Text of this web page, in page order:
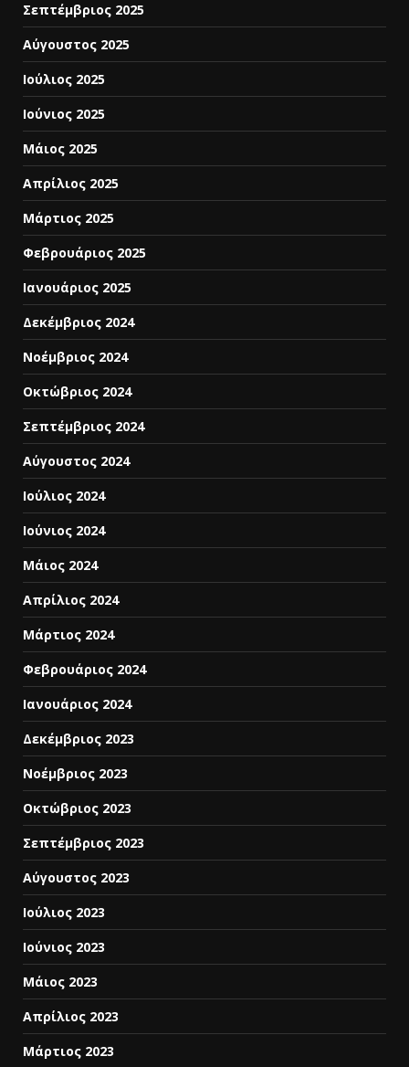
Σεπτέμβριος 2025
Αύγουστος 2025
Ιούλιος 2025
Ιούνιος 2025
Μάιος 2025
Απρίλιος 2025
Μάρτιος 2025
Φεβρουάριος 2025
Ιανουάριος 2025
Δεκέμβριος 2024
Νοέμβριος 2024
Οκτώβριος 2024
Σεπτέμβριος 2024
Αύγουστος 2024
Ιούλιος 2024
Ιούνιος 2024
Μάιος 2024
Απρίλιος 2024
Μάρτιος 2024
Φεβρουάριος 2024
Ιανουάριος 2024
Δεκέμβριος 2023
Νοέμβριος 2023
Οκτώβριος 2023
Σεπτέμβριος 2023
Αύγουστος 2023
Ιούλιος 2023
Ιούνιος 2023
Μάιος 2023
Απρίλιος 2023
Μάρτιος 2023